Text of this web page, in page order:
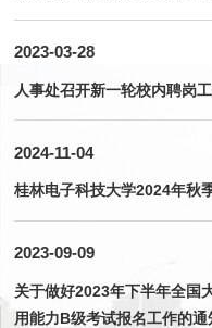
2023-03-28
人事处召开新一轮校内聘岗
2024-11-04
桂林电子科技大学2024年秋
2023-09-09
关于做好2023年下半年全国
用能力B级考试报名工作的通